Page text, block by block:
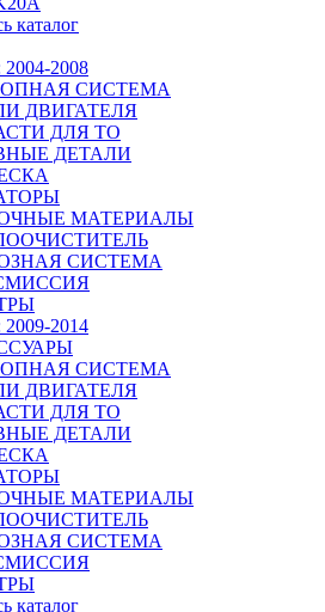
каталог
2004-2008
СИСТЕМА
ДВИГАТЕЛЯ
ДЛЯ ТО
ДЕТАЛИ
МАТЕРИАЛЫ
СИСТЕМА
2009-2014
СИСТЕМА
ДВИГАТЕЛЯ
ДЛЯ ТО
ДЕТАЛИ
МАТЕРИАЛЫ
СИСТЕМА
каталог